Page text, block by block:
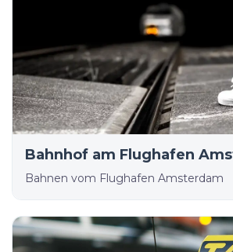
Bahnhof am Flughafen
Bahnen vom Flughafen Amsterdam